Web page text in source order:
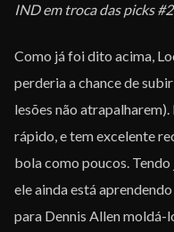
IND em troca das picks
Como já foi dito acima,
perderia a chance de
lesões não atrapalharem).
rápido, e tem excelente
bola como poucos.
ele ainda está
para Dennis Allen moldá-